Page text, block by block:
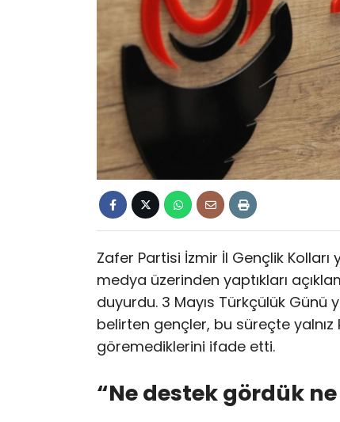
Zafer Partisi İzmir İl Gençlik
medya üzerinden yaptıkları
duyurdu. 3 Mayıs Türkçülük Günü
belirten gençler, bu süreçte
göremediklerini ifade etti.
“Ne destek gördük